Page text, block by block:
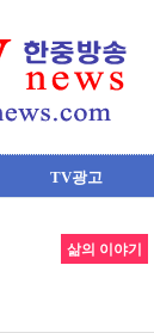
TV광고
삶의 이야기